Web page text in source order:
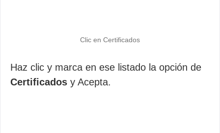
Clic en Certificados
Haz clic y marca en ese listado la opción de
Certificados y Acepta.